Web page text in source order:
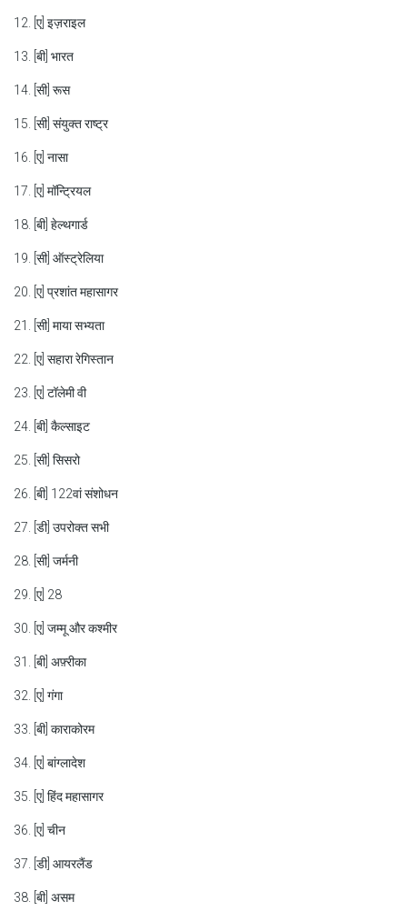
12. [ए] इज़राइल
13. [बी] भारत
14. [सी] रूस
15. [सी] संयुक्त राष्ट्र
16. [ए] नासा
17. [ए] मॉन्ट्रियल
18. [बी] हेल्थगार्ड
19. [सी] ऑस्ट्रेलिया
20. [ए] प्रशांत महासागर
21. [सी] माया सभ्यता
22. [ए] सहारा रेगिस्तान
23. [ए] टॉलेमी वी
24. [बी] कैल्साइट
25. [सी] सिसरो
26. [बी] 122वां संशोधन
27. [डी] उपरोक्त सभी
28. [सी] जर्मनी
29. [ए] 28
30. [ए] जम्मू और कश्मीर
31. [बी] अफ़्रीका
32. [ए] गंगा
33. [बी] काराकोरम
34. [ए] बांग्लादेश
35. [ए] हिंद महासागर
36. [ए] चीन
37. [डी] आयरलैंड
38. [बी] असम